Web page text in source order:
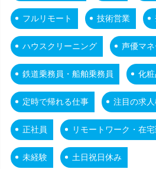
フルリモート 技術営業
ハウスクリーニング 声優マ
鉄道乗務員・船舶乗務員 化粧
定時で帰れる仕事 注目の求
正社員 リモートワーク・在
未経験 土日祝日休み